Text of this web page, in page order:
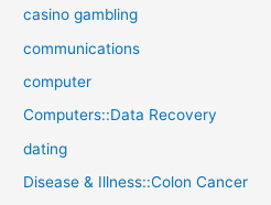
casino gambling
communications
computer
Computers::Data Recovery
dating
Disease & Illness::Colon Cancer